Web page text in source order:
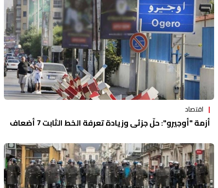
اقتصاد
أزمة "أوجيرو": حلّ جزئي وزيادة تعرفة الخط الثابت 7 أضعاف